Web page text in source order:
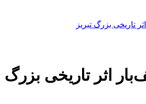
تاریخی بزرگ تبریز
اثر تاریخی بزرگ